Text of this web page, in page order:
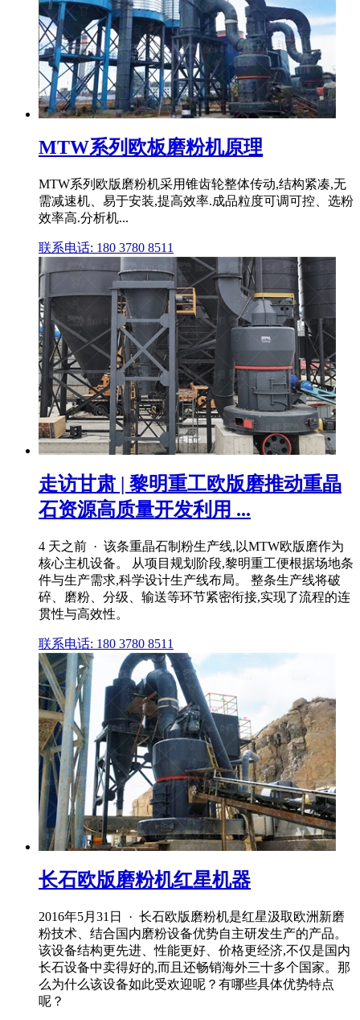
MTW系列欧板磨粉机原理
MTW系列欧版磨粉机采用锥齿轮整体传动,结构紧凑,无
需减速机、易于安装,提高效率.成品粒度可调可控、选粉
效率高.分析机...
联系电话: 180 3780 8511
走访甘肃 | 黎明重工欧版磨推动重晶
石资源高质量开发利用 ...
4 天之前 · 该条重晶石制粉生产线,以MTW欧版磨作为
核心主机设备。 从项目规划阶段,黎明重工便根据场地条
件与生产需求,科学设计生产线布局。 整条生产线将破
碎、磨粉、分级、输送等环节紧密衔接,实现了流程的连
贯性与高效性。
联系电话: 180 3780 8511
长石欧版磨粉机红星机器
2016年5月31日 · 长石欧版磨粉机是红星汲取欧洲新磨
粉技术、结合国内磨粉设备优势自主研发生产的产品。
该设备结构更先进、性能更好、价格更经济,不仅是国内
长石设备中卖得好的,而且还畅销海外三十多个国家。那
么为什么该设备如此受欢迎呢？有哪些具体优势特点
呢？